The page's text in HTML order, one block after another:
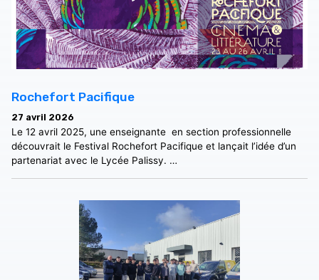
Rochefort Pacifique
27 avril 2026
Le 12 avril 2025, une enseignante en section professionnelle
découvrait le Festival Rochefort Pacifique et lançait l’idée d’un
partenariat avec le Lycée Palissy. …